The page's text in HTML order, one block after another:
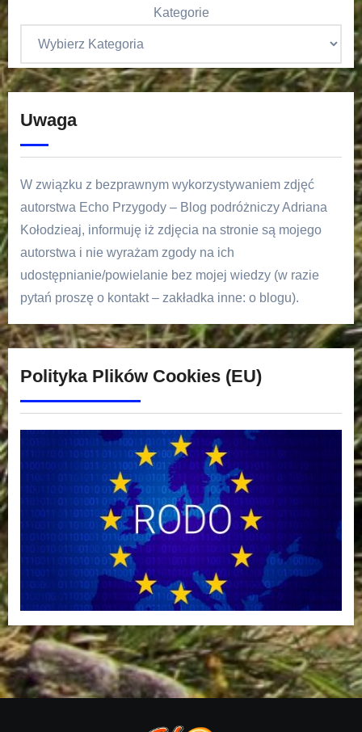
Kategorie
Uwaga
W związku z bezprawnym wykorzystywaniem zdjęć
autorstwa Echo Przygody – Blog podróżniczy Adriana
Kołodzieaj, informuję iż zdjęcia na stronie są mojego
autorstwa i nie wyrażam zgody na ich
udostępnianie/powielanie bez mojej wiedzy (w razie
pytań proszę o kontakt – zakładka inne: o blogu).
Polityka Plików Cookies (EU)